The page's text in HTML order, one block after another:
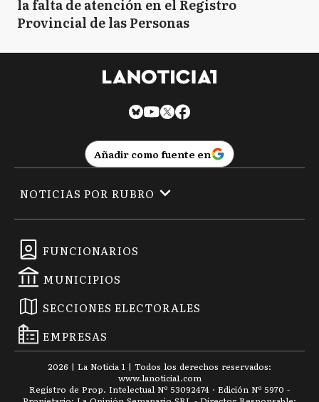
la falta de atención en el Registro
Provincial de las Personas
Añadir como fuente en
FUNCIONARIOS
MUNICIPIOS
SECCIONES ELECTORALES
EMPRESAS
NOTICIAS POR RUBRO
2026 | La Noticia 1 | Todos los derechos reservados:
www.lanoticia1.com
Registro de Prop. Intelectual Nº 53092474 · Edición Nº 5970 -